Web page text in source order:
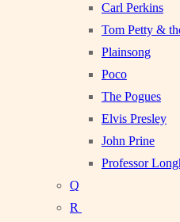
Carl Perkins
Tom Petty &
Plainsong
Poco
The Pogues
Elvis Presley
John Prine
Professor
Q
R